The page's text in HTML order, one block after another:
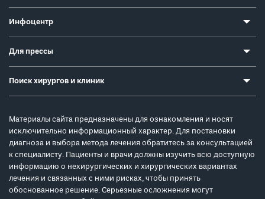
Инфоцентр
Для прессы
Поиск хирургов и клиник
Материалы сайта предназначены для ознакомления и носят
исключительно информационный характер. Для постановки
диагноза и выбора метода лечения обратитесь за консультацией
к специалисту. Пациенты и врачи должны изучить всю доступную
информацию о нехирургических и хирургических вариантах
лечения и связанных с ними рисках, чтобы принять
обоснованное решение. Серьезные осложнения могут